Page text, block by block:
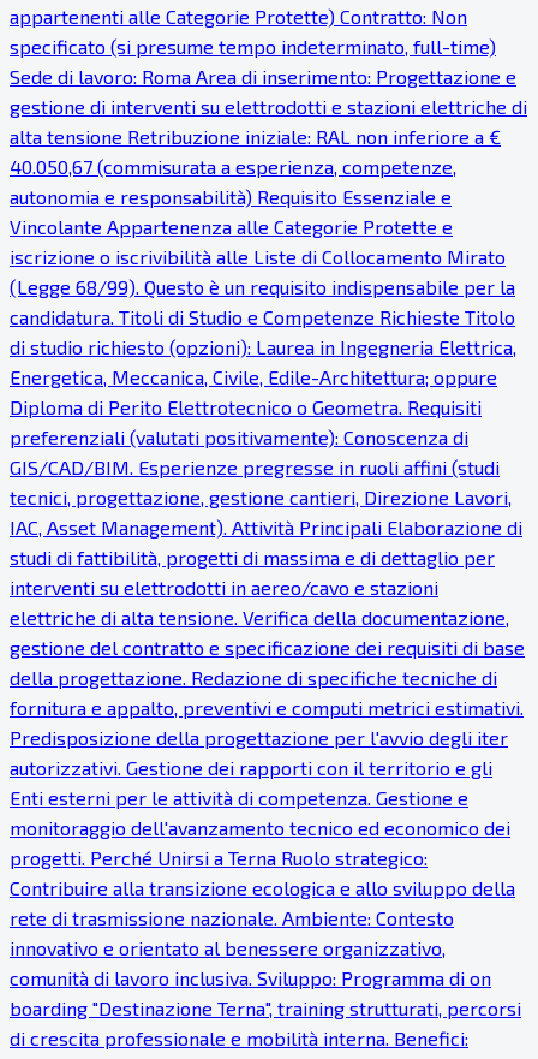
appartenenti alle Categorie Protette) Contratto: Non
specificato (si presume tempo indeterminato, full-time)
Sede di lavoro: Roma Area di inserimento: Progettazione e
gestione di interventi su elettrodotti e stazioni elettriche di
alta tensione Retribuzione iniziale: RAL non inferiore a €
40.050,67 (commisurata a esperienza, competenze,
autonomia e responsabilità) Requisito Essenziale e
Vincolante Appartenenza alle Categorie Protette e
iscrizione o iscrivibilità alle Liste di Collocamento Mirato
(Legge 68/99). Questo è un requisito indispensabile per la
candidatura. Titoli di Studio e Competenze Richieste Titolo
di studio richiesto (opzioni): Laurea in Ingegneria Elettrica,
Energetica, Meccanica, Civile, Edile-Architettura; oppure
Diploma di Perito Elettrotecnico o Geometra. Requisiti
preferenziali (valutati positivamente): Conoscenza di
GIS/CAD/BIM. Esperienze pregresse in ruoli affini (studi
tecnici, progettazione, gestione cantieri, Direzione Lavori,
IAC, Asset Management). Attività Principali Elaborazione di
studi di fattibilità, progetti di massima e di dettaglio per
interventi su elettrodotti in aereo/cavo e stazioni
elettriche di alta tensione. Verifica della documentazione,
gestione del contratto e specificazione dei requisiti di base
della progettazione. Redazione di specifiche tecniche di
fornitura e appalto, preventivi e computi metrici estimativi.
Predisposizione della progettazione per l'avvio degli iter
autorizzativi. Gestione dei rapporti con il territorio e gli
Enti esterni per le attività di competenza. Gestione e
monitoraggio dell'avanzamento tecnico ed economico dei
progetti. Perché Unirsi a Terna Ruolo strategico:
Contribuire alla transizione ecologica e allo sviluppo della
rete di trasmissione nazionale. Ambiente: Contesto
innovativo e orientato al benessere organizzativo,
comunità di lavoro inclusiva. Sviluppo: Programma di on
boarding "Destinazione Terna", training strutturati, percorsi
di crescita professionale e mobilità interna. Benefici: